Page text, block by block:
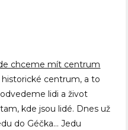
chceme mít centrum
centrum, a to
lidi a život
kde jsou lidé. Dnes už
do Géčka… Jedu